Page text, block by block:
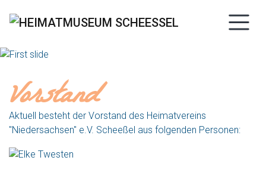
Vorstand
Aktuell besteht der Vorstand des Heimatvereins
"Niedersachsen" e.V. Scheeßel aus folgenden Personen: